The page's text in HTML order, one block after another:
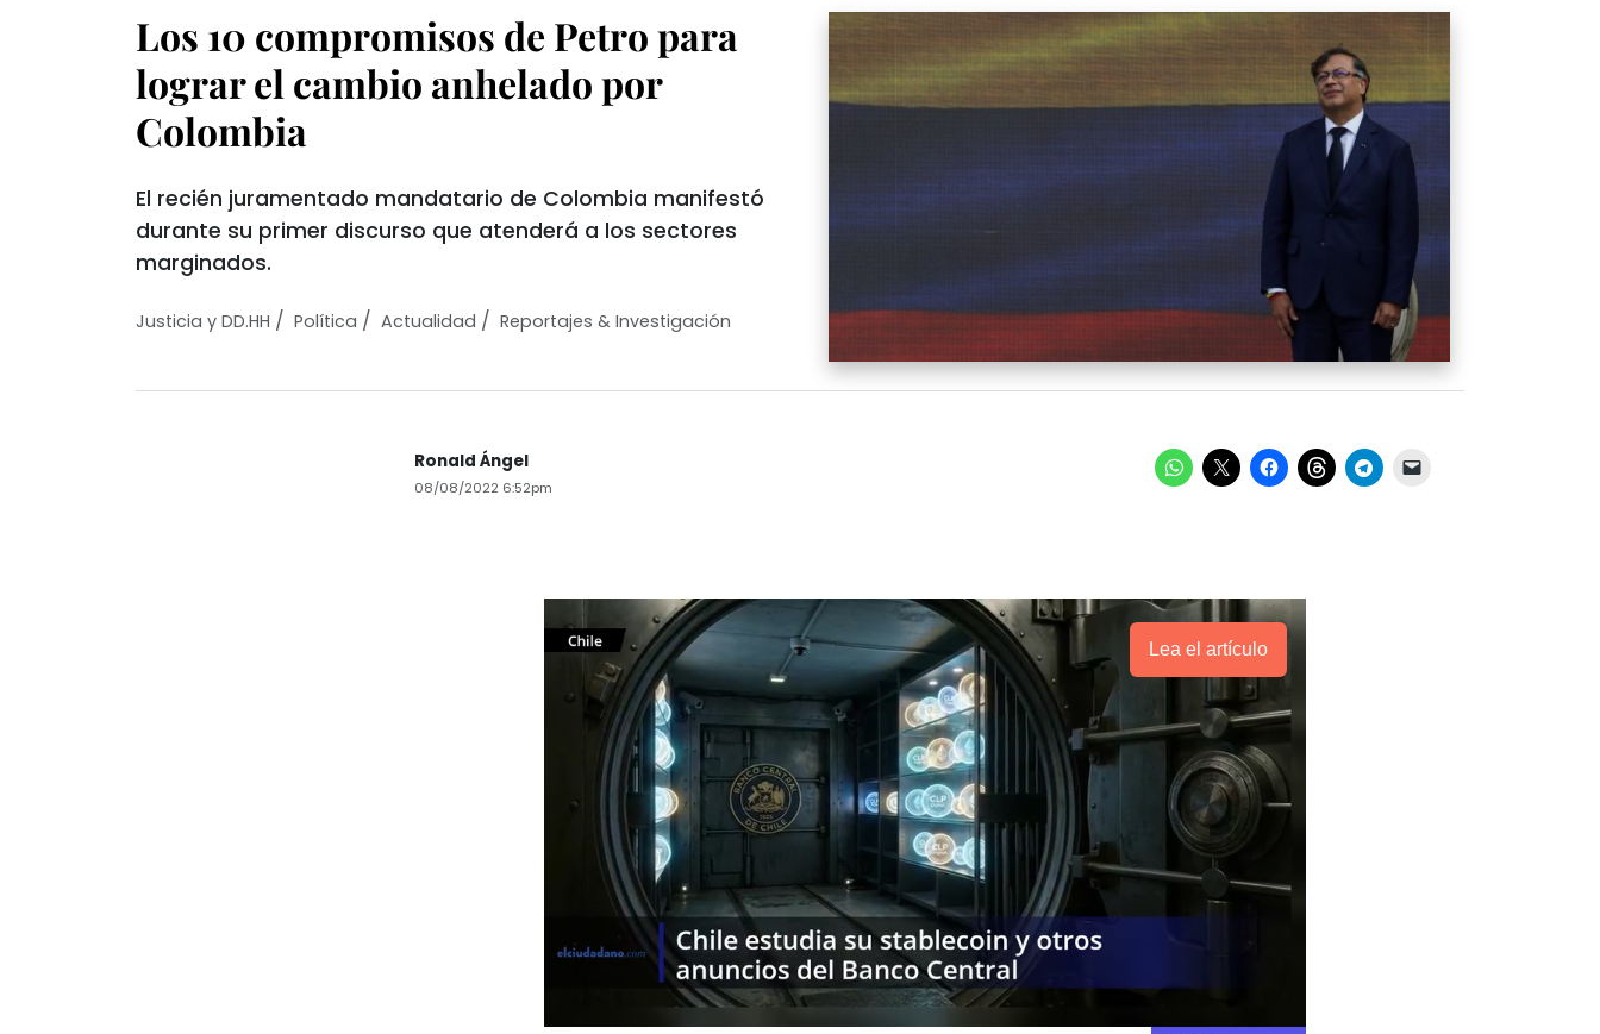
Los 10 compromisos de Petro para
lograr el cambio anhelado por
Colombia
El recién juramentado mandatario de Colombia manifestó
durante su primer discurso que atenderá a los sectores
marginados.
Justicia y DD.HH / Política / Actualidad / Reportajes & Investigación
Ronald Ángel
08/08/2022 6:52pm
Lea el artículo